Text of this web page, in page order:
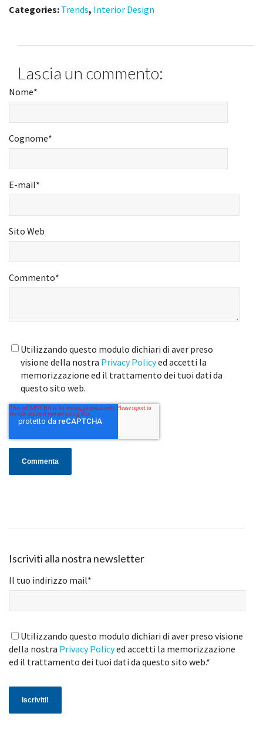
Categories: Trends, Interior Design
Lascia un commento:
Nome*
Cognome*
E-mail*
Sito Web
Commento*
Utilizzando questo modulo dichiari di aver preso
visione della nostra Privacy Policyed accetti la
memorizzazione ed il trattamento dei tuoi dati da
questo sito web.
Iscriviti alla nostra newsletter
Il tuo indirizzo mail*
Utilizzando questo modulo dichiari di aver preso visione
della nostra Privacy Policyed accetti la memorizzazione
ed il trattamento dei tuoi dati da questo sito web.*